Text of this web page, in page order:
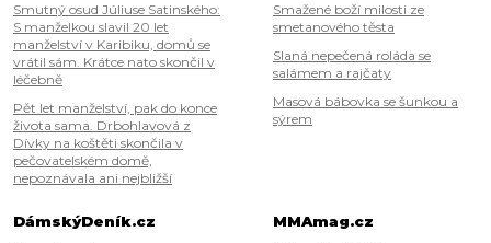
Smutný osud Júliuse Satinského:
S manželkou slavil 20 let
manželství v Karibiku, domů se
vrátil sám. Krátce nato skončil v
léčebně
Pět let manželství, pak do konce
života sama. Drbohlavová z
Dívky na koštěti skončila v
pečovatelském domě,
nepoznávala ani nejbližší
Smažené boží milosti ze
smetanového těsta
Slaná nepečená roláda se
salámem a rajčaty
Masová bábovka se šunkou a
sýrem
DámskýDeník.cz
MMAmag.cz